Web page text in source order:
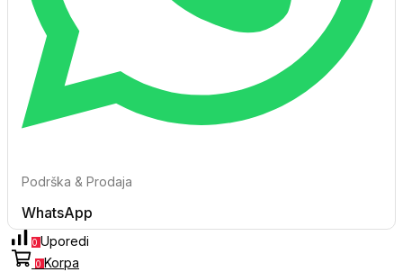
Podrška & Prodaja
WhatsApp
0 Uporedi
0 Korpa